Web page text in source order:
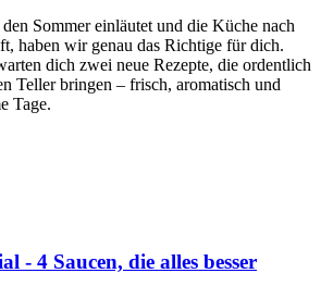
Sommer einläutet und die Küche nach
haben wir genau das Richtige für dich.
dich zwei neue Rezepte, die ordentlich
Teller bringen – frisch, aromatisch und
Tage.
- 4 Saucen, die alles besser